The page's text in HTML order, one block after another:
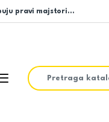
pravi majstori…
Search for: